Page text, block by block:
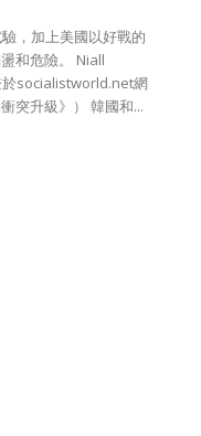
，加上美國以好戰的
險。 Niall
於socialistworld.net網
站，標題為《朝鮮：核對峙——華盛頓和平壤的衝突升級》） 韓國和...